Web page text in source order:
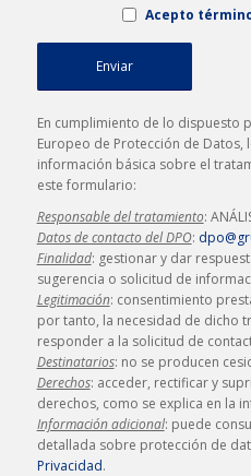
Acepto
En cumplimiento de lo dispuesto
Europeo de Protección de
información básica sobre el
este formulario:
Responsable del tratamiento:
Datos de contacto del DPO:
Finalidad: gestionar y dar
sugerencia o solicitud de
Legitimación: consentimiento
por tanto, la necesidad de dicho
responder a la solicitud de
Destinatarios: no se producen
Derechos: acceder, rectificar y
derechos, como se explica en la
Información adicional: puede
detallada sobre protección de
Privacidad.